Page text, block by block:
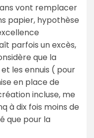
vont remplacer
papier, hypothèse
parfois un excès,
que la
les ennuis ( pour
en place de
incluse, me
à dix fois moins de
que pour la